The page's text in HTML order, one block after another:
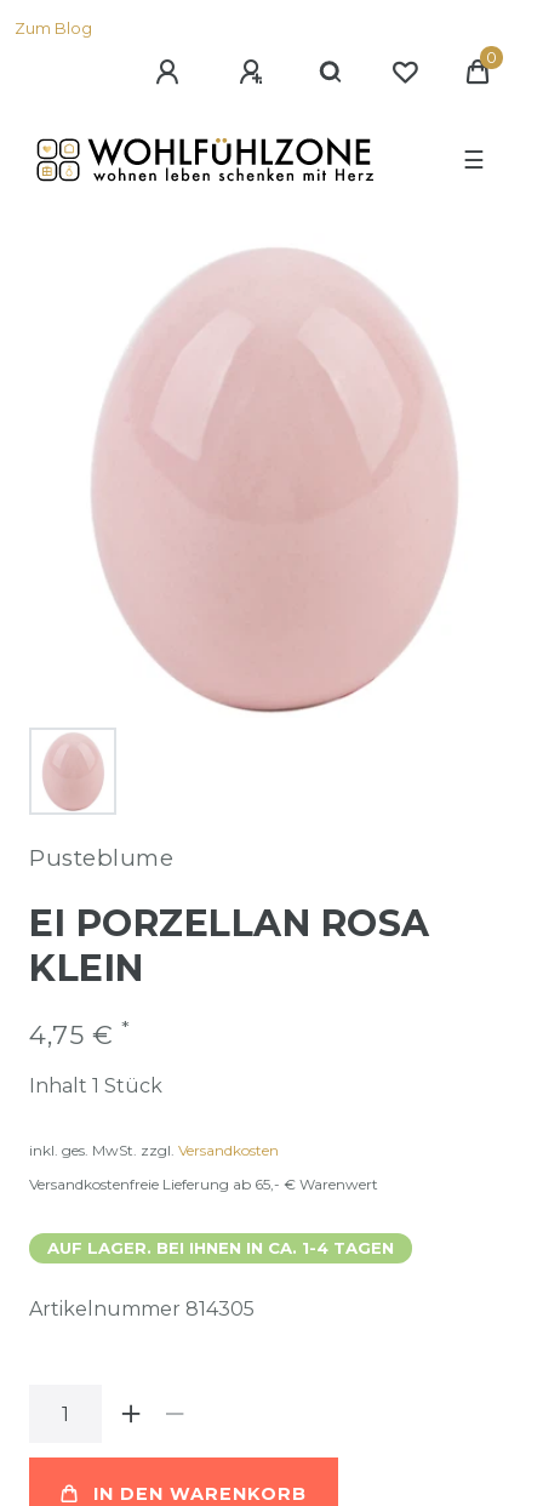
Zum Blog
0
☰
Pusteblume
EI PORZELLAN ROSA
KLEIN
4,75 € *
Inhalt 1 Stück
inkl. ges. MwSt. zzgl. Versandkosten
Versandkostenfreie Lieferung ab 65,- € Warenwert
AUF LAGER. BEI IHNEN IN CA. 1-4 TAGEN
Artikelnummer 814305
IN DEN WARENKORB